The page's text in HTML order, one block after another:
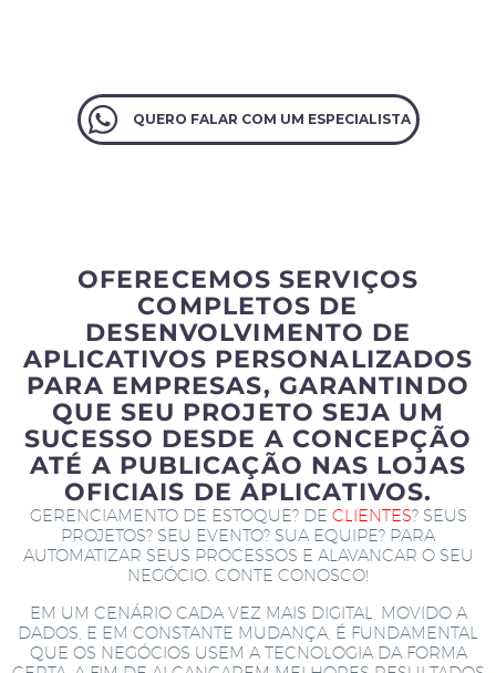
QUERO FALAR COM UM ESPECIALISTA
OFERECEMOS SERVIÇOS
COMPLETOS DE
DESENVOLVIMENTO DE
APLICATIVOS PERSONALIZADOS
PARA EMPRESAS, GARANTINDO
QUE SEU PROJETO SEJA UM
SUCESSO DESDE A CONCEPÇÃO
ATÉ A PUBLICAÇÃO NAS LOJAS
OFICIAIS DE APLICATIVOS.
GERENCIAMENTO DE ESTOQUE? DE CLIENTES? SEUS
PROJETOS? SEU EVENTO? SUA EQUIPE? PARA
AUTOMATIZAR SEUS PROCESSOS E ALAVANCAR O SEU
NEGÓCIO. CONTE CONOSCO!
EM UM CENÁRIO CADA VEZ MAIS DIGITAL, MOVIDO A
DADOS, E EM CONSTANTE MUDANÇA, É FUNDAMENTAL
QUE OS NEGÓCIOS USEM A TECNOLOGIA DA FORMA